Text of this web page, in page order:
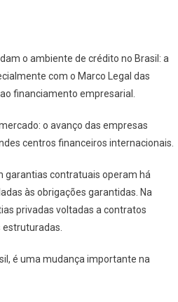
o ambiente de crédito no Brasil: a
com o Marco Legal das
financiamento empresarial.
o avanço das empresas
centros financeiros internacionais.
garantias contratuais operam há
às obrigações garantidas. Na
privadas voltadas a contratos
é uma mudança importante na